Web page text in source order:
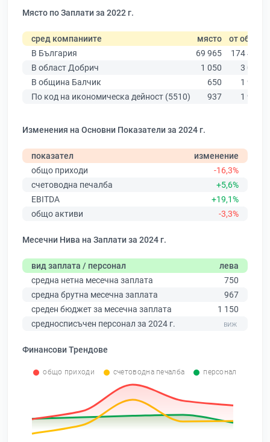
Място по Заплати за 2022 г.
сред компаниите място от общо
В България
69 965
174 403
В област Добрич
1 050
3 081
В община Балчик
650
1 913
По код на икономическа дейност (5510)
937 1 922
Изменения на Основни Показатели за 2024 г.
показател
изменение
общо приходи
-16,3%
счетоводна печалба
+5,6%
EBITDA
+19,1%
общо активи
-3,3%
Месечни Нива на Заплати за 2024 г.
вид заплата / персонал
лева
средна нетна месечна заплата
750
средна брутна месечна заплата
967
среден бюджет за месечна заплата
1 150
средносписъчен персонал за 2024 г.
Финансови Трендове
общо приходи счетоводна печалба персонал